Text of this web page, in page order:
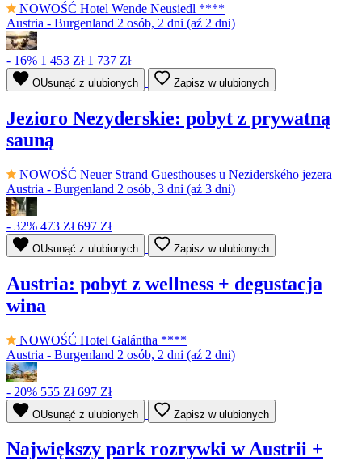
NOWOŚĆ Hotel Wende Neusiedl ****
Austria - Burgenland 2 osób, 2 dni (aź 2 dni)
- 16% 1 453 Zł 1 737 Zł
OUsunąć z ulubionych Zapisz w ulubionych
Jezioro Nezyderskie: pobyt z prywatną
sauną
NOWOŚĆ Neuer Strand Guesthouses u Neziderského jezera
Austria - Burgenland 2 osób, 3 dni (aź 3 dni)
- 32% 473 Zł697 Zł
OUsunąć z ulubionych Zapisz w ulubionych
Austria: pobyt z wellness + degustacja
wina
NOWOŚĆ Hotel Galántha ****
Austria - Burgenland 2 osób, 2 dni (aź 2 dni)
- 20% 555 Zł697 Zł
OUsunąć z ulubionych Zapisz w ulubionych
Największy park rozrywki w Austrii +